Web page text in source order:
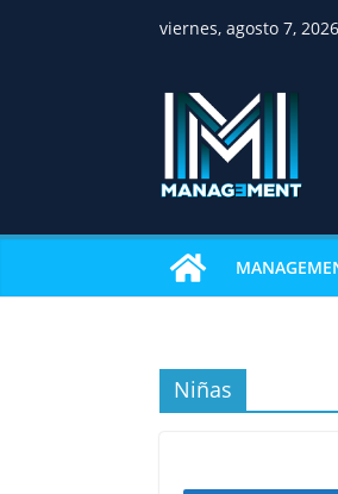
viernes, agosto 7, 2026
Niñas